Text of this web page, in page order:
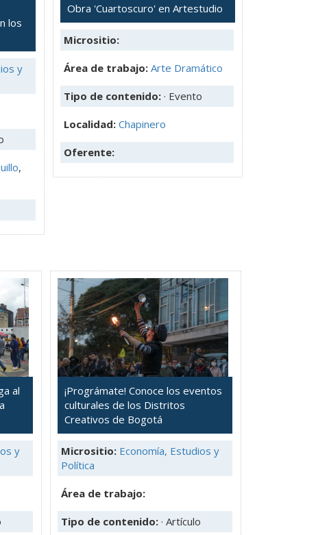
los
y
,
Obra 'Cuartoscuro' en Artestudio
Micrositio:
Área de trabajo: Arte Dramático
Tipo de contenido: · Evento
Localidad: Chapinero
Oferente:
al
y
¡Prográmate! Conoce los eventos
culturales de los Distritos
Creativos de Bogotá
Micrositio: Economía, Estudios y
Política
Área de trabajo:
Tipo de contenido: · Artículo